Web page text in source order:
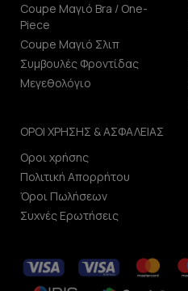
Coupe Μαγιό Bra / One-
Piece
Coupe Μαγιό Σλιπ
Συμβουλές Φροντίδας
Μεγεθολόγιο
ΟΡΟΙ ΧΡΗΣΗΣ & ΑΣΦΑΛΕΙΑΣ
Οροι χρήσης
Πολιτική Απορρήτου
Όροι Πωλήσεων
Συχνές Ερωτήσεις